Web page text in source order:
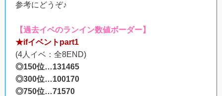
参考にどうぞ♪
【過去イベのランイン数値ボーダー】
★ifイベントpart1
(4人イベ：全8END)
◎150位…131465
◎300位…100170
◎750位…71570